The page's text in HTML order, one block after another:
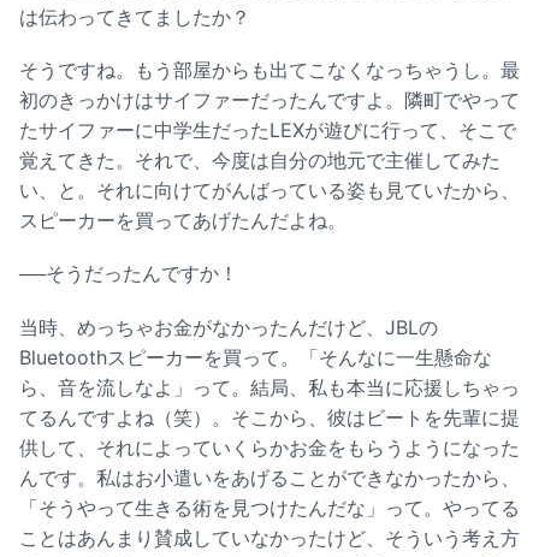
は伝わってきてましたか？
そうですね。もう部屋からも出てこなくなっちゃうし。最
初のきっかけはサイファーだったんですよ。隣町でやって
たサイファーに中学生だったLEXが遊びに行って、そこで
覚えてきた。それで、今度は自分の地元で主催してみた
い、と。それに向けてがんばっている姿も見ていたから、
スピーカーを買ってあげたんだよね。
──そうだったんですか！
当時、めっちゃお金がなかったんだけど、JBLの
Bluetoothスピーカーを買って。「そんなに一生懸命な
ら、音を流しなよ」って。結局、私も本当に応援しちゃっ
てるんですよね（笑）。そこから、彼はビートを先輩に提
供して、それによっていくらかお金をもらうようになった
んです。私はお小遣いをあげることができなかったから、
「そうやって生きる術を見つけたんだな」って。やってる
ことはあんまり賛成していなかったけど、そういう考え方